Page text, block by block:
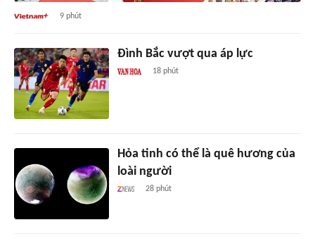
9 phút
Đình Bắc vượt qua áp lực
18 phút
Hỏa tinh có thể là quê hương của
loài người
28 phút